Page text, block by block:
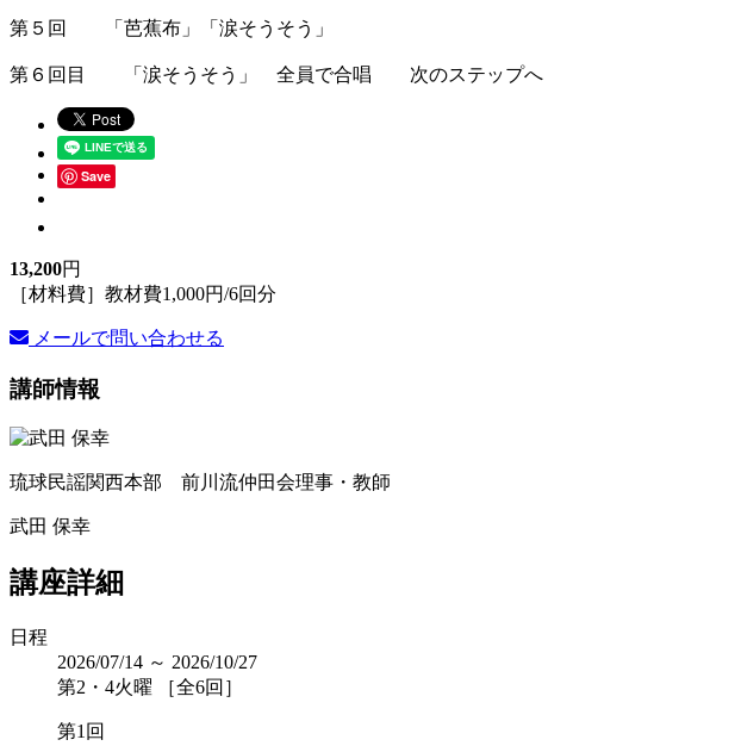
第５回 「芭蕉布」「涙そうそう」
第６回目 「涙そうそう」 全員で合唱 次のステップへ
Save
13,200円
［材料費］教材費1,000円/6回分
メールで問い合わせる
講師情報
琉球民謡関西本部 前川流仲田会理事・教師
武田 保幸
講座詳細
日程
2026/07/14 ～ 2026/10/27
第2・4火曜 ［全6回］
第1回